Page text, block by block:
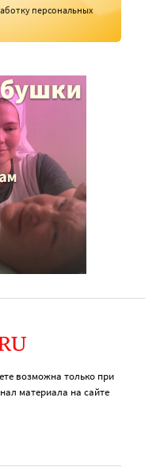
персональных
возможна только при
материала на сайте